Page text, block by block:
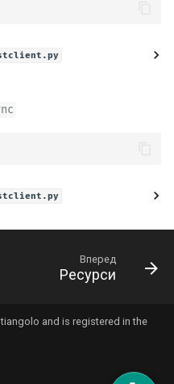
Вперед
Ресурси
and is registered in the